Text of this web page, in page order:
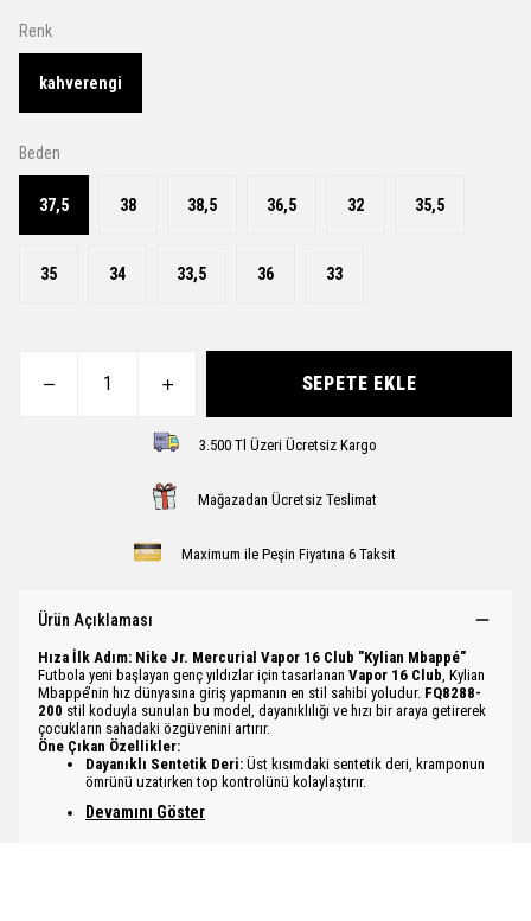
Renk
kahverengi
Beden
37,5 38 38,5 36,5 32 35,5
35 34 33,5 36 33
SEPETE EKLE
3.500 Tl Üzeri Ücretsiz Kargo
Mağazadan Ücretsiz Teslimat
Maximum ile Peşin Fiyatına 6 Taksit
Ürün Açıklaması
Hıza İlk Adım: Nike Jr. Mercurial Vapor 16 Club "Kylian Mbappé"
Futbola yeni başlayan genç yıldızlar için tasarlanan Vapor 16 Club, Kylian
Mbappé’nin hız dünyasına giriş yapmanın en stil sahibi yoludur. FQ8288-
200 stil koduyla sunulan bu model, dayanıklılığı ve hızı bir araya getirerek
çocukların sahadaki özgüvenini artırır.
Öne Çıkan Özellikler:
Dayanıklı Sentetik Deri: Üst kısımdaki sentetik deri, kramponun
ömrünü uzatırken top kontrolünü kolaylaştırır.
Devamını Göster